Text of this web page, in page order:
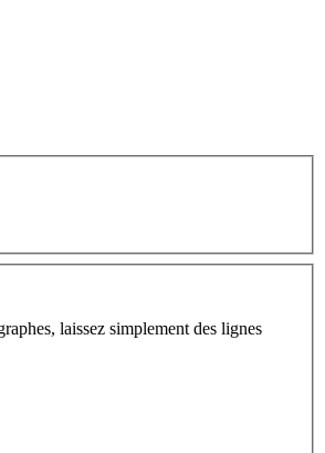
laissez simplement des lignes